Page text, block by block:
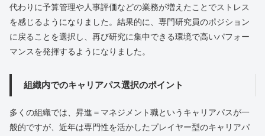
代わりに予算管理や人事評価などの業務が増えたことでストレス
を感じるようになりました。結果的に、専門研究員のポジション
に戻ることを選択し、再び研究に集中できる環境で高いパフォー
マンスを発揮するようになりました。
組織内でのキャリアパス選択のポイント
多くの組織では、昇進＝マネジメント職というキャリアパスが一
般的ですが、近年は専門性を活かしたプレイヤー型のキャリアパ